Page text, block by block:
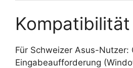
Für Schweizer Asus-Nutzer:
Eingabeaufforderung